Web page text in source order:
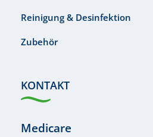
Reinigung & Desinfektion
Zubehör
KONTAKT
Medicare